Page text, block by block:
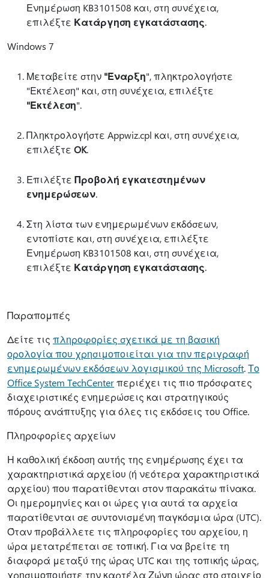
Ενημέρωση KB3101508 και, στη συνέχεια,
επιλέξτε Κατάργηση εγκατάστασης.
Windows 7
Μεταβείτε στην "Έναρξη", πληκτρολογήστε
"Εκτέλεση" και, στη συνέχεια, επιλέξτε
"Εκτέλεση".
Πληκτρολογήστε Appwiz.cpl και, στη συνέχεια,
επιλέξτε OK.
Επιλέξτε Προβολή εγκατεστημένων
ενημερώσεων.
Στη λίστα των ενημερωμένων εκδόσεων,
εντοπίστε και, στη συνέχεια, επιλέξτε
Ενημέρωση KB3101508 και, στη συνέχεια,
επιλέξτε Κατάργηση εγκατάστασης.
Παραπομπές
Δείτε τις πληροφορίες σχετικά με τη βασική
ορολογία που χρησιμοποιείται για την περιγραφή
ενημερωμένων εκδόσεων λογισμικού της Microsoft.Το
Office System TechCenterπεριέχει τις πιο πρόσφατες
διαχειριστικές ενημερώσεις και στρατηγικούς
πόρους ανάπτυξης για όλες τις εκδόσεις του Office.
Πληροφορίες αρχείων
Η καθολική έκδοση αυτής της ενημέρωσης έχει τα
χαρακτηριστικά αρχείου (ή νεότερα χαρακτηριστικά
αρχείου) που παρατίθενται στον παρακάτω πίνακα.
Οι ημερομηνίες και οι ώρες για αυτά τα αρχεία
παρατίθενται σε συντονισμένη παγκόσμια ώρα (UTC).
Όταν προβάλλετε τις πληροφορίες του αρχείου, η
ώρα μετατρέπεται σε τοπική. Για να βρείτε τη
διαφορά μεταξύ της ώρας UTC και της τοπικής ώρας,
χρησιμοποιήστε την καρτέλα Ζώνη ώρας στο στοιχείο